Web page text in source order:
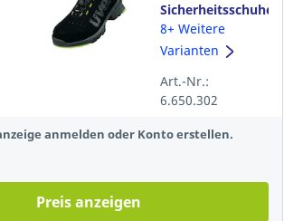
Sicherheitsschuhe
85438, S1 ESD
SRC, Größe: 43,
8+ Weitere
Varianten
Art.-Nr.:
6.650.302
anmelden oder Konto erstellen.
Preis anzeigen